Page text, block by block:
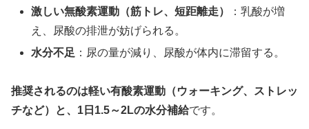
激しい無酸素運動（筋トレ、短距離走）
：乳酸が増
え、尿酸の排泄が妨げられる。
水分不足 ：尿の量が減り、尿酸が体内に滞留する。
推奨されるのは軽い有酸素運動（ウォーキング、ストレッ
チなど）と、1日1.5～2Lの水分補給です。